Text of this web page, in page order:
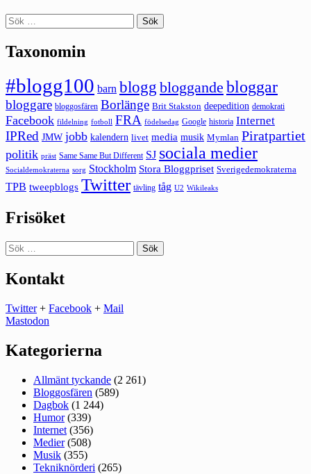
Sök
efter:
Taxonomin
#blogg100 barn blogg bloggande bloggar
bloggare bloggosfären Borlänge Brit Stakston deepedition demokrati
Facebook fildelning fotboll FRA födelsedag Google historia Internet
IPRed JMW jobb kalendern livet media musik Mymlan Piratpartiet
politik präst Same Same But Different SJ sociala medier
Socialdemokraterna sorg Stockholm Stora Bloggpriset Sverigedemokraterna
TPB tweepblogs Twitter tävling tåg U2 Wikileaks
Frisöket
Sök
efter:
Kontakt
Twitter+ Facebook + Mail
Mastodon
Kategorierna
Allmänt tyckande (2 261)
Bloggosfären (589)
Dagbok (1 244)
Humor(339)
Internet (356)
Medier(508)
Musik (355)
Tekniknörderi (265)